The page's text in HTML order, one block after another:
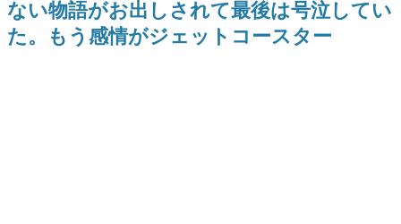
この物語を解いてはいけない。『赫本』は、〈試験問題〉
の形をした短編ホラー小説集です。
ない物語がお出しされて最後は号泣してい
た。もう感情がジェットコースター